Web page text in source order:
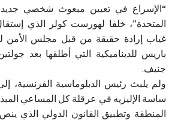
“الإسراع في تعيين مبعوث شخصي جديد
المتحدة”، خلفا لهورست كولر الذي
غياب إرادة حقيقة من قبل مجلس الأمن
باريس للديناميكية التي أطلقها بعد
جنيف.
ولم يلبث رئيس الدبلوماسية الفرنسية،
ساسة الإليزيه في عرقلة كل المساعي
المنطقة وتطبيق القانون الدولي الذي